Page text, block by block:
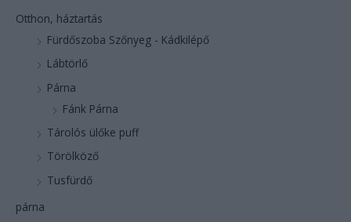
Otthon, háztartás
Fürdőszoba Szőnyeg - Kádkilépő
Lábtörlő
Párna
Fánk Párna
Tárolós ülőke puff
Törölköző
Tusfürdő
párna